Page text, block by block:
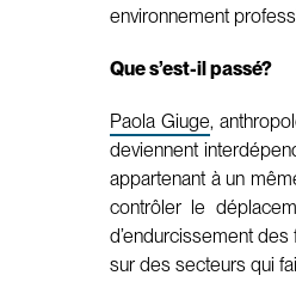
environnement
Que s’est-il passé?
Paola Giuge,
deviennent
appartenant à un
contrôler le
d’endurcissement
sur des secteurs qui